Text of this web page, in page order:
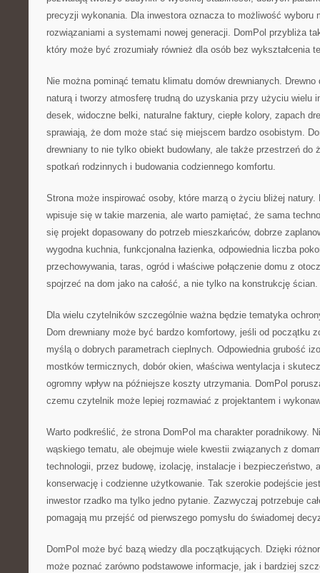
precyzji wykonania. Dla inwestora oznacza to możliwość wyboru
rozwiązaniami a systemami nowej generacji. DomPol przybliża
który może być zrozumiały również dla osób bez wykształcenia
Nie można pominąć tematu klimatu domów drewnianych.
naturą i tworzy atmosferę trudną do uzyskania przy użyciu wielu
desek, widoczne belki, naturalne faktury, ciepłe kolory, zapach
sprawiają, że dom może stać się miejscem bardzo osobistym.
drewniany to nie tylko obiekt budowlany, ale także przestrzeń do
spotkań rodzinnych i budowania codziennego komfortu.
Strona może inspirować osoby, które marzą o życiu bliżej natury.
wpisuje się w takie marzenia, ale warto pamiętać, że sama
się projekt dopasowany do potrzeb mieszkańców, dobrze
wygodna kuchnia, funkcjonalna łazienka, odpowiednia liczba
przechowywania, taras, ogród i właściwe połączenie domu z
spojrzeć na dom jako na całość, a nie tylko na konstrukcję ścian.
Dla wielu czytelników szczególnie ważna będzie tematyka
Dom drewniany może być bardzo komfortowy, jeśli od początku
myślą o dobrych parametrach cieplnych. Odpowiednia grubość
mostków termicznych, dobór okien, właściwa wentylacja i
ogromny wpływ na późniejsze koszty utrzymania. DomPol
czemu czytelnik może lepiej rozmawiać z projektantem i
Warto podkreślić, że strona DomPol ma charakter poradnikowy.
wąskiego tematu, ale obejmuje wiele kwestii związanych z
technologii, przez budowę, izolację, instalacje i bezpieczeństwo,
konserwację i codzienne użytkowanie. Tak szerokie podejście
inwestor rzadko ma tylko jedno pytanie. Zazwyczaj potrzebuje
pomagają mu przejść od pierwszego pomysłu do świadomej
DomPol może być bazą wiedzy dla początkujących. Dzięki
może poznać zarówno podstawowe informacje, jak i bardziej